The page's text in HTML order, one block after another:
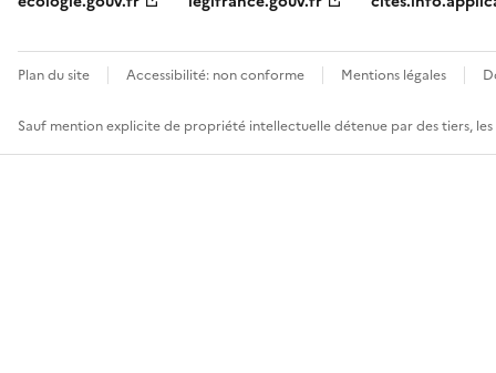
Plan du site Accessibilité: non conforme Mentions légales
Sauf mention explicite de propriété intellectuelle détenue par des tiers,